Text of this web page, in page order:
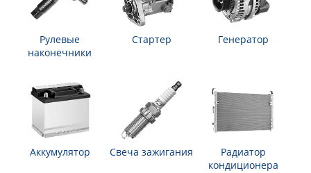
Рулевые
наконечники
Стартер Генератор
Аккумулятор Свеча зажигания
Радиатор
кондиционера